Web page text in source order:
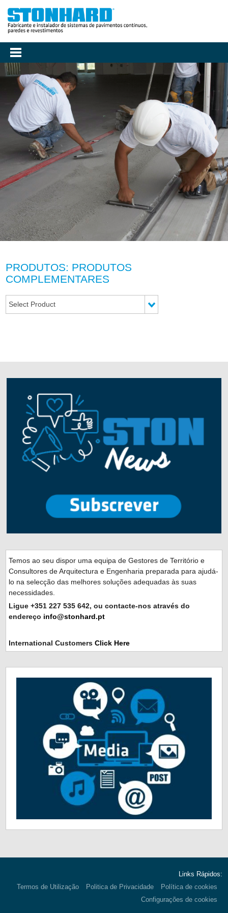
PRODUTOS: PRODUTOS
COMPLEMENTARES
Select Product
Temos ao seu dispor uma equipa de Gestores de Território e
Consultores de Arquitectura e Engenharia preparada para ajudá-
lo na selecção das melhores soluções adequadas às suas
necessidades.
Ligue +351 227 535 642, ou contacte-nos através do
endereço info@stonhard.pt
International CustomersClick Here
Links Rápidos:
Termos de Utilização
Politica de Privacidade
Política de cookies
Configurações de cookies